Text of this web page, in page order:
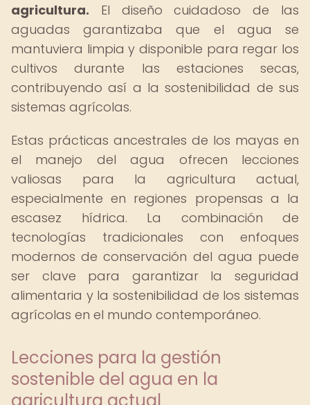
agricultura. El diseño cuidadoso de las
aguadas garantizaba que el agua se
mantuviera limpia y disponible para regar los
cultivos durante las estaciones secas,
contribuyendo así a la sostenibilidad de sus
sistemas agrícolas.
Estas prácticas ancestrales de los mayas en
el manejo del agua ofrecen lecciones
valiosas para la agricultura actual,
especialmente en regiones propensas a la
escasez hídrica. La combinación de
tecnologías tradicionales con enfoques
modernos de conservación del agua puede
ser clave para garantizar la seguridad
alimentaria y la sostenibilidad de los sistemas
agrícolas en el mundo contemporáneo.
Lecciones para la gestión
sostenible del agua en la